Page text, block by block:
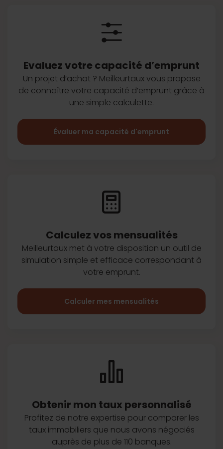
Evaluez votre capacité d’emprunt
Un projet d’achat ? Meilleurtaux vous propose
de connaître votre capacité d’emprunt grâce à
une simple calculette.
Évaluer ma capacité d'emprunt
Calculez vos mensualités
Meilleurtaux met à votre disposition un outil de
simulation simple et efficace correspondant à
votre emprunt.
Calculer mes mensualités
Obtenir mon taux personnalisé
Profitez de notre expertise pour comparer les
taux immobiliers que nous avons négociés
auprès de plus de 110 banques.